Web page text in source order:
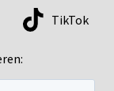
TikTok